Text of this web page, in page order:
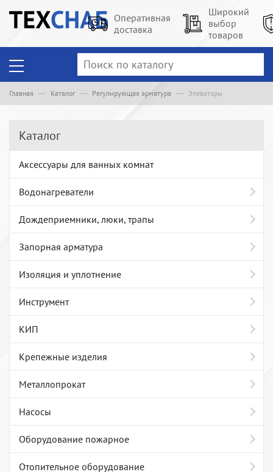
Оперативная
доставка
Широкий
выбор
товаров
Главная Каталог Регулирующая арматура Элеваторы
Каталог
Аксессуары для ванных комнат
Водонагреватели
Дождеприемники, люки, трапы
Запорная арматура
Изоляция и уплотнение
Инструмент
КИП
Крепежные изделия
Металлопрокат
Насосы
Оборудование пожарное
Отопительное оборудование